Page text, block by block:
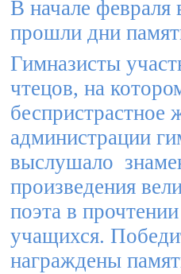
В начале февраля
прошли дни
Гимназисты
чтецов, на
беспристрастное
администрации
выслушало
произведения
поэта в
учащихся.
награждены